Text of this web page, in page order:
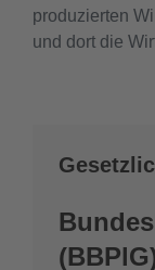
produzierten
und dort die